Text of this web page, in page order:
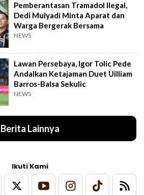
Pemberantasan Tramadol Ilegal,
Dedi Mulyadi Minta Aparat dan
Warga Bergerak Bersama
NEWS
Lawan Persebaya, Igor Tolic Pede
Andalkan Ketajaman Duet Uilliam
Barros-Balsa Sekulic
NEWS
Berita Lainnya
Ikuti Kami